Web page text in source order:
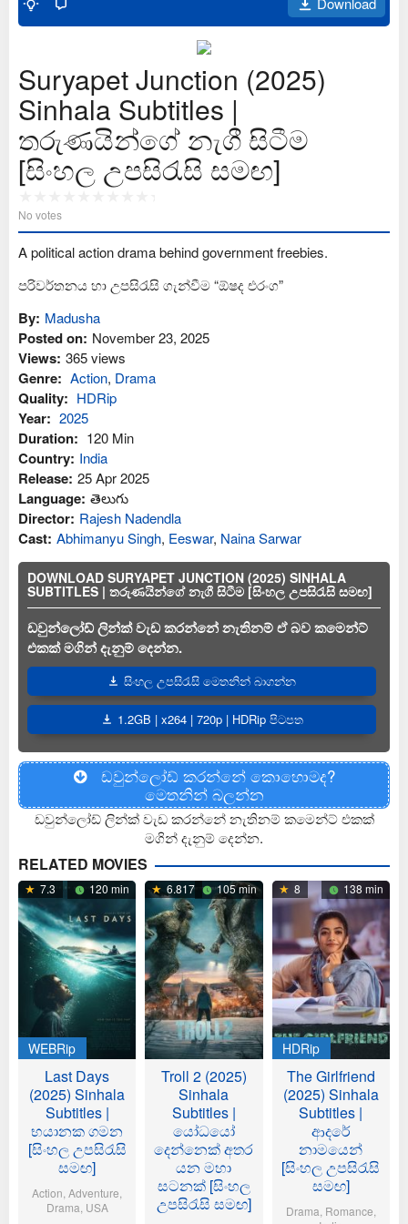
Suryapet Junction (2025)
Sinhala Subtitles |
තරුණයින්ගේ නැගී සිටීම
[සිංහල උපසිරැසි සමඟ]
No votes
A political action drama behind government freebies.
පරිවර්තනය හා උපසිරැසි ගැන්වීම “ඕෂද එරංග”
By: Madusha
Posted on: November 23, 2025
Views: 365 views
Genre: Action, Drama
Quality: HDRip
Year: 2025
Duration: 120 Min
Country: India
Release: 25 Apr 2025
Language: తెలుగు
Director: Rajesh Nadendla
Cast: Abhimanyu Singh, Eeswar, Naina Sarwar
DOWNLOAD SURYAPET JUNCTION (2025) SINHALA
SUBTITLES | තරුණයින්ගේ නැගී සිටීම [සිංහල උපසිරැසි සමඟ]
ඩවුන්ලෝඩ් ලින්ක් වැඩ කරන්නේ නැතිනම් ඒ බව කමෙන්ට්
එකක් මගින් දැනුම් දෙන්න.
සිංහල උපසිරැසි මෙතනින් බාගන්න
1.2GB | x264 | 720p | HDRip පිටපත
ඩවුන්ලෝඩ් කරන්නේ කොහොමද?
මෙතනින් බලන්න
ඩවුන්ලෝඩ් ලින්ක් වැඩ කරන්නේ නැතිනම් කමෙන්ට් එකක්
මගින් දැනුම් දෙන්න.
RELATED MOVIES
7.3 120 min
WEBRip
Last Days
(2025) Sinhala
Subtitles |
භයානක ගමන
[සිංහල උපසිරැසි
සමඟ]
Action ,Adventure
Drama USA
6.817 105 min
Troll 2 (2025)
Sinhala
Subtitles |
යෝධයෝ
දෙන්නෙක් අතර
යන මහා
සටනක් [සිංහල
උපසිරැසි සමඟ]
8 138 min
HDRip
The Girlfriend
(2025) Sinhala
Subtitles |
ආදරේ
නාමයෙන්
[සිංහල උපසිරැසි
සමඟ]
Drama Romance